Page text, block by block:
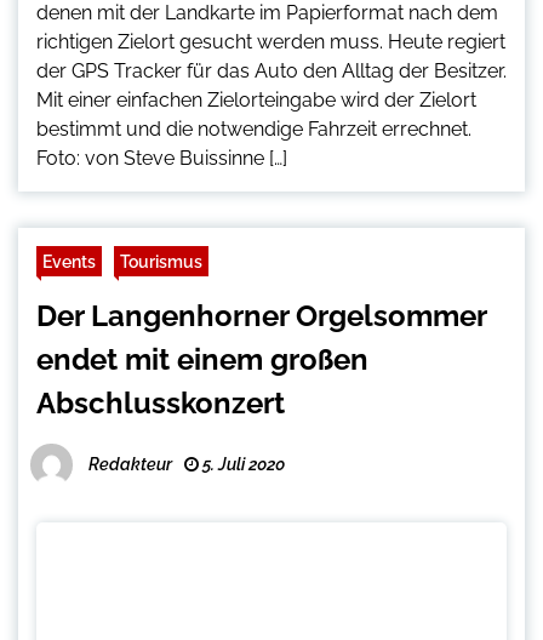
denen mit der Landkarte im Papierformat nach dem
richtigen Zielort gesucht werden muss. Heute regiert
der GPS Tracker für das Auto den Alltag der Besitzer.
Mit einer einfachen Zielorteingabe wird der Zielort
bestimmt und die notwendige Fahrzeit errechnet.
Foto: von Steve Buissinne […]
Events Tourismus
Der Langenhorner Orgelsommer
endet mit einem großen
Abschlusskonzert
Redakteur 5. Juli 2020